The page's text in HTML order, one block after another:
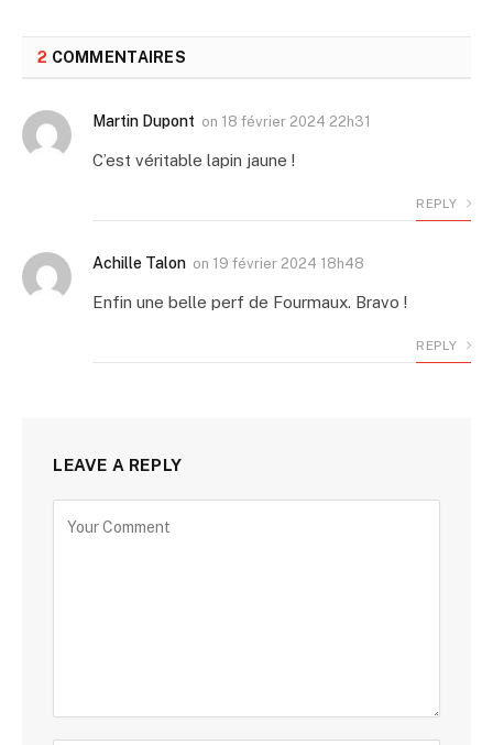
2 COMMENTAIRES
Martin Dupont on 18 février 2024 22h31
C’est véritable lapin jaune !
REPLY
Achille Talon on 19 février 2024 18h48
Enfin une belle perf de Fourmaux. Bravo !
REPLY
LEAVE A REPLY